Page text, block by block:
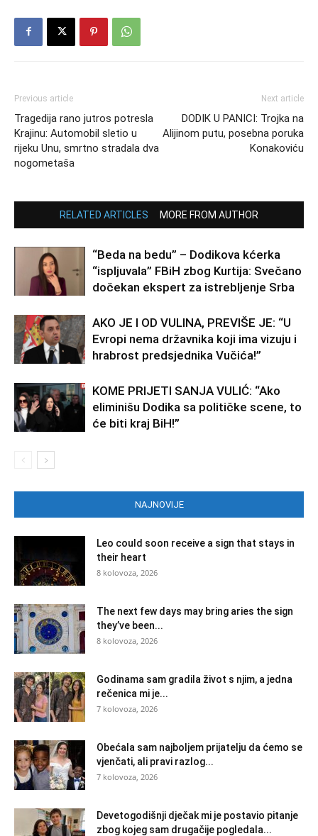
Previous article
Tragedija rano jutros potresla
Krajinu: Automobil sletio u
rijeku Unu, smrtno stradala dva
nogometaša
Next article
DODIK U PANICI: Trojka na
Alijinom putu, posebna poruka
Konakoviću
RELATED ARTICLES MORE FROM AUTHOR
“Beda na bedu” – Dodikova kćerka
“ispljuvala” FBiH zbog Kurtija: Svečano
dočekan ekspert za istrebljenje Srba
AKO JE I OD VULINA, PREVIŠE JE: “U
Evropi nema državnika koji ima vizuju i
hrabrost predsjednika Vučića!”
KOME PRIJETI SANJA VULIĆ: “Ako
eliminišu Dodika sa političke scene, to
će biti kraj BiH!”
NAJNOVIJE
Leo could soon receive a sign that stays in
their heart
8 kolovoza, 2026
The next few days may bring aries the sign
they’ve been...
8 kolovoza, 2026
Godinama sam gradila život s njim, a jedna
rečenica mi je...
7 kolovoza, 2026
Obećala sam najboljem prijatelju da ćemo se
vjenčati, ali pravi razlog...
7 kolovoza, 2026
Devetogodišnji dječak mi je postavio pitanje
zbog kojeg sam drugačije pogledala...